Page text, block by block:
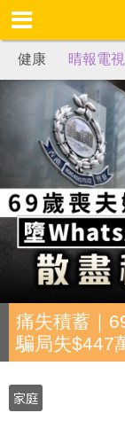
健康 晴報電視
痛失積蓄｜
騙局失$447
家庭